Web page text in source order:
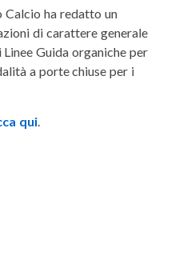
Calcio ha redatto un
di carattere generale
Guida organiche per
a porte chiuse per i
qui.